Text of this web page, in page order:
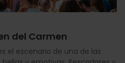
del Carmen
el escenario de una de las